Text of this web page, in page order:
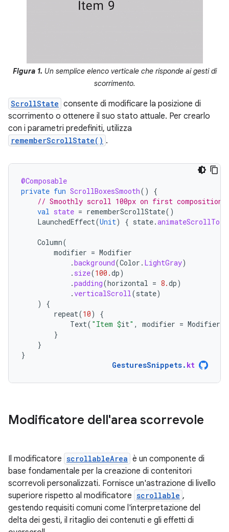
Figura 1. Un semplice elenco verticale che risponde ai gesti di
scorrimento.
ScrollState consente di modificare la posizione di
scorrimento o ottenere il suo stato attuale. Per crearlo
con i parametri predefiniti, utilizza
rememberScrollState() .
@Composable
private fun ScrollBoxesSmooth()
{
// Smoothly scroll 100px on first composition
val state = rememberScrollState()
LaunchedEffect(Unit) { state.animateScrollTo
Column(
modifier = Modifier
.background(Color . LightGray)
. size(100.dp)
.padding(horizontal = 8.dp)
.verticalScroll(state)
)
{
repeat(10)
{
Text( "Item $it" , modifier = Modifier
}
}
}
GesturesSnippets. kt
Modificatore dell'area scorrevole
Il modificatore scrollableArea è un componente di
base fondamentale per la creazione di contenitori
scorrevoli personalizzati. Fornisce un'astrazione di livello
superiore rispetto al modificatore scrollable ,
gestendo requisiti comuni come l'interpretazione del
delta dei gesti, il ritaglio dei contenuti e gli effetti di